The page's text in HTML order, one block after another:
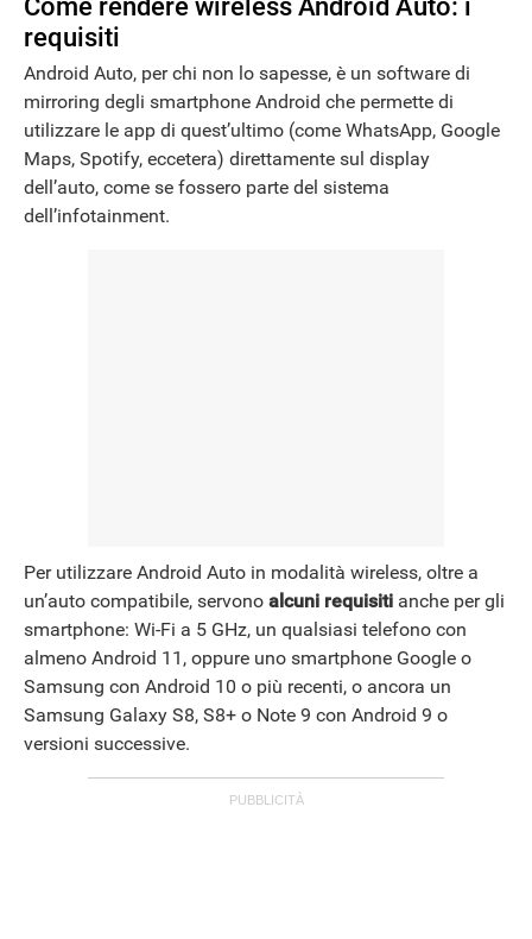
Come rendere wireless Android Auto: i
requisiti
Android Auto, per chi non lo sapesse, è un software di
mirroring degli smartphone Android che permette di
utilizzare le app di quest’ultimo (come WhatsApp, Google
Maps, Spotify, eccetera) direttamente sul display
dell’auto, come se fossero parte del sistema
dell’infotainment.
Per utilizzare Android Auto in modalità wireless, oltre a
un’auto compatibile, servono alcuni requisiti anche per gli
smartphone: Wi-Fi a 5 GHz, un qualsiasi telefono con
almeno Android 11, oppure uno smartphone Google o
Samsung con Android 10 o più recenti, o ancora un
Samsung Galaxy S8, S8+ o Note 9 con Android 9 o
versioni successive.